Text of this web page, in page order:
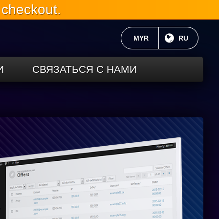
ТЕКУЩИЙ
RU
ТЕКУЩАЯ ВАЛЮТА:
MYR
СВЯЗАТЬСЯ С НАМИ